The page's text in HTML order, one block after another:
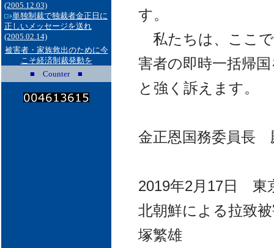
(2005.12.03)
単独制裁で独裁者金正日に
正しいメッセージを送れ
(2005.02.14)
被害者・家族救出のために今
こそ経済制裁発動を
■ Counter ■
す。
私たちは、ここで
害者の即時一括帰
と強く訴えます。
金正恩国務委員長
2019年2月17日 東
北朝鮮による拉致
塚繁雄